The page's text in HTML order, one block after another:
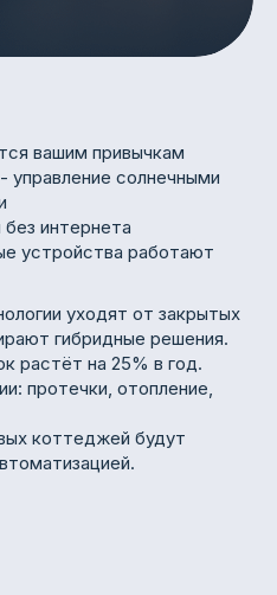
вашим привычкам
управление солнечными
интернета
устройства работают
уходят от закрытых
гибридные решения.
растёт на 25% в год.
протечки, отопление,
коттеджей будут